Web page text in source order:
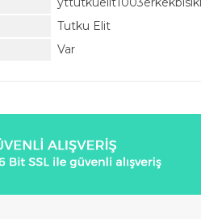
Tutku Elit
Var